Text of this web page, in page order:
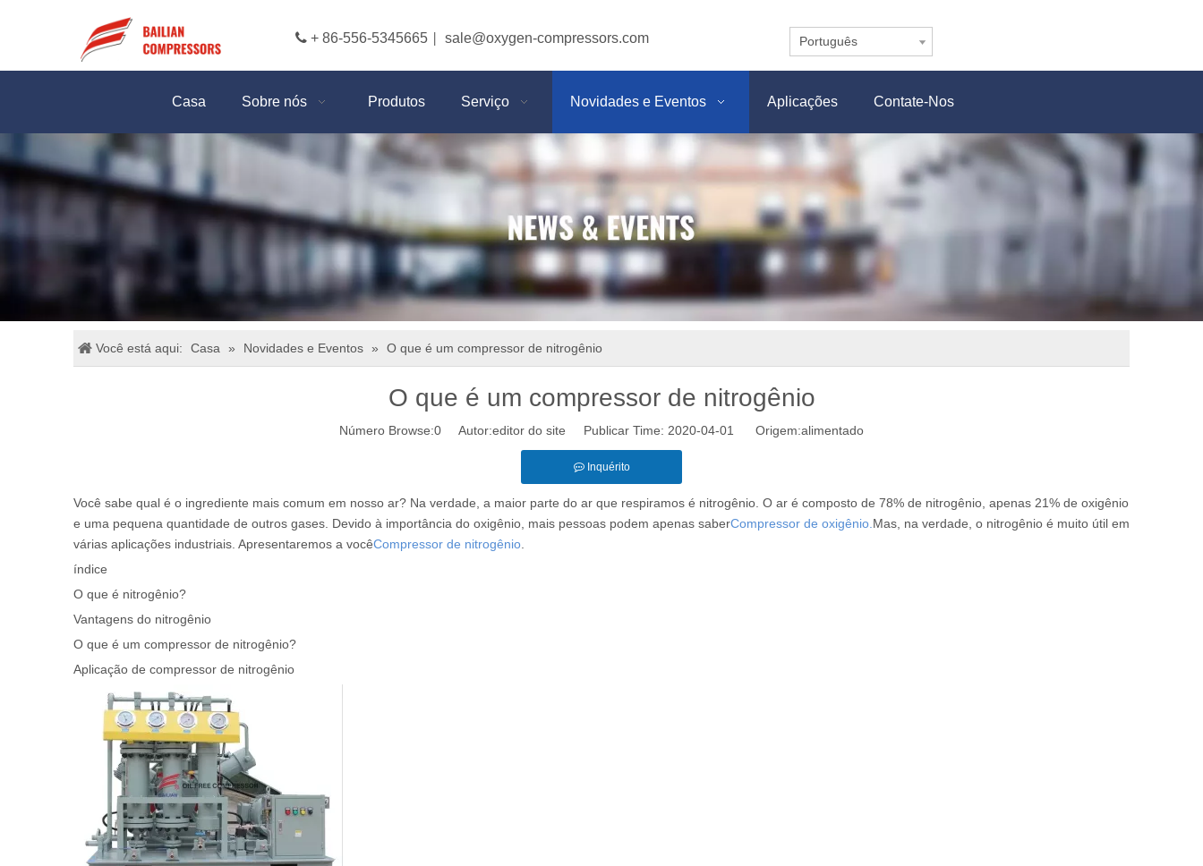
 + 86-556-5345665 sale@oxygen-compressors.com Português
Casa Sobre nós Produtos Serviço Novidades e Eventos Aplicações Contate-Nos
Você está aqui: Casa » Novidades e Eventos » O que é um compressor de nitrogênio
O que é um compressor de nitrogênio
Número Browse:0 Autor:editor do site Publicar Time: 2020-04-01 Origem:alimentado
Inquérito
Você sabe qual é o ingrediente mais comum em nosso ar? Na verdade, a maior parte do ar que respiramos é nitrogênio. O ar é composto de 78% de nitrogênio, apenas 21% de oxigênio
e uma pequena quantidade de outros gases. Devido à importância do oxigênio, mais pessoas podem apenas saberCompressor de oxigênio. Mas, na verdade, o nitrogênio é muito útil em
várias aplicações industriais. Apresentaremos a vocêCompressor de nitrogênio
índice
O que é nitrogênio?
Vantagens do nitrogênio
O que é um compressor de nitrogênio?
Aplicação de compressor de nitrogênio